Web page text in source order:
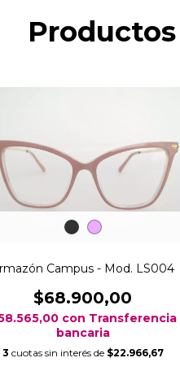
Campus - Mod. LS004
$68.900,00
con Transferencia
bancaria
3 cuotas sin interés de $22.966,67